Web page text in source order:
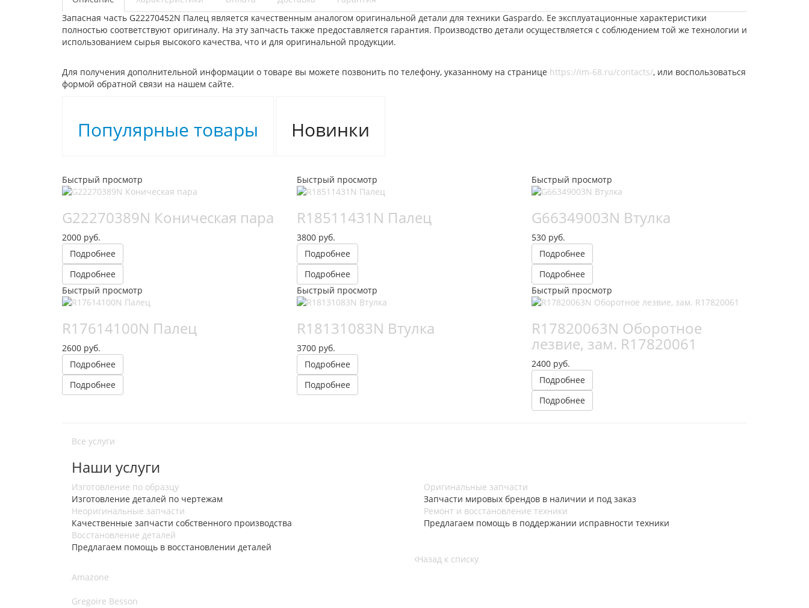
Запасная часть G22270452N Палец является качественным аналогом оригинальной детали для техники Gaspardo. Ее эксплуатационные характеристики
полностью соответствуют оригиналу. На эту запчасть также предоставляется гарантия. Производство детали осуществляется с соблюдением той же технологии и
использованием сырья высокого качества, что и для оригинальной продукции.
Для получения дополнительной информации о товаре вы можете позвонить по телефону, указанному на странице https://im-68.ru/contacts/, или воспользоваться
формой обратной связи на нашем сайте.
Популярные товары Новинки
Быстрый просмотр
G22270389N Коническая пара
2000 руб.
Подробнее
Подробнее
Быстрый просмотр
R18511431N Палец
3800 руб.
Подробнее
Подробнее
Быстрый просмотр
G66349003N Втулка
530 руб.
Подробнее
Подробнее
Быстрый просмотр
R17614100N Палец
2600 руб.
Подробнее
Подробнее
Быстрый просмотр
R18131083N Втулка
3700 руб.
Подробнее
Подробнее
Быстрый просмотр
R17820063N Оборотное
лезвие, зам. R17820061
2400 руб.
Подробнее
Подробнее
Все услуги
Наши услуги
Изготовление по образцу
Изготовление деталей по чертежам
Оригинальные запчасти
Запчасти мировых брендов в наличии и под заказ
Неоригинальные запчасти
Качественные запчасти собственного производства
Ремонт и восстановление техники
Предлагаем помощь в поддержании исправности техники
Восстановление деталей
Предлагаем помощь в восстановлении деталей
Назад к списку
Amazone
Gregoire Besson